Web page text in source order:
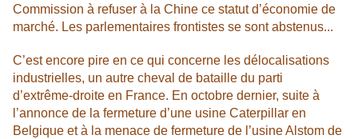
Commission à refuser à la Chine ce statut d’économie de
marché. Les parlementaires frontistes se sont abstenus...
C’est encore pire en ce qui concerne les délocalisations
industrielles, un autre cheval de bataille du parti
d’extrême-droite en France. En octobre dernier, suite à
l’annonce de la fermeture d’une usine Caterpillar en
Belgique et à la menace de fermeture de l’usine Alstom de